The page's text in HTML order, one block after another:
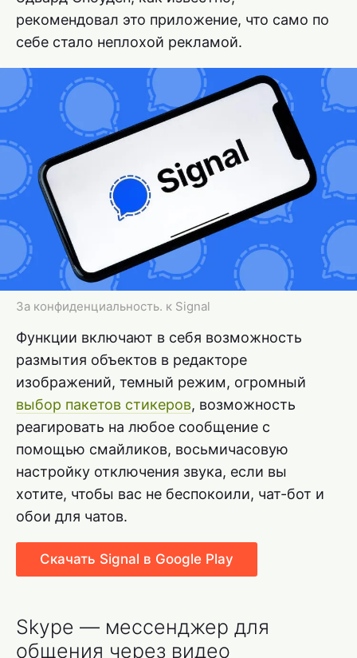
рекомендовал это приложение, что само по
себе стало неплохой рекламой.
За конфиденциальность. к Signal
Функции включают в себя возможность
размытия объектов в редакторе
изображений, темный режим, огромный
выбор пакетов стикеров, возможность
реагировать на любое сообщение с
помощью смайликов, восьмичасовую
настройку отключения звука, если вы
хотите, чтобы вас не беспокоили, чат-бот и
обои для чатов.
Скачать Signal в Google Play
Skype — мессенджер для
общения через видео